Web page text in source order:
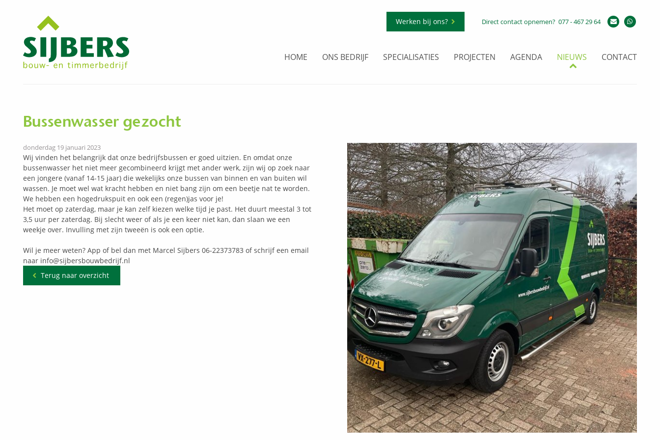
Werken bij ons? Direct contact opnemen? 077 - 467 29 64
HOME ONS BEDRIJF SPECIALISATIES PROJECTEN AGENDA NIEUWS CONTACT
Bussenwasser gezocht
donderdag 19 januari 2023
Wij vinden het belangrijk dat onze bedrijfsbussen er goed uitzien. En omdat onze
bussenwasser het niet meer gecombineerd krijgt met ander werk, zijn wij op zoek naar
een jongere (vanaf 14-15 jaar) die wekelijks onze bussen van binnen en van buiten wil
wassen. Je moet wel wat kracht hebben en niet bang zijn om een beetje nat te worden.
We hebben een hogedrukspuit en ook een (regen)jas voor je!
Het moet op zaterdag, maar je kan zelf kiezen welke tijd je past. Het duurt meestal 3 tot
3,5 uur per zaterdag. Bij slecht weer of als je een keer niet kan, dan slaan we een
weekje over. Invulling met zijn tweeën is ook een optie.
Wil je meer weten? App of bel dan met Marcel Sijbers 06-22373783 of schrijf een email
naar info@sijbersbouwbedrijf.nl
Terug naar overzicht